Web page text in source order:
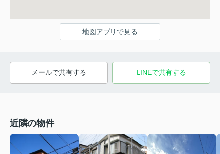
地図アプリで見る
メールで共有する LINEで共有する
近隣の物件